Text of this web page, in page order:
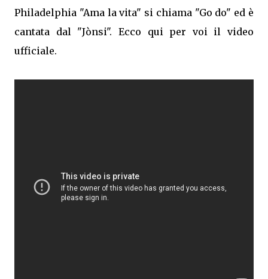
Philadelphia "Ama la vita" si chiama "Go do" ed è
cantata dal "Jònsi". Ecco qui per voi il video
ufficiale.